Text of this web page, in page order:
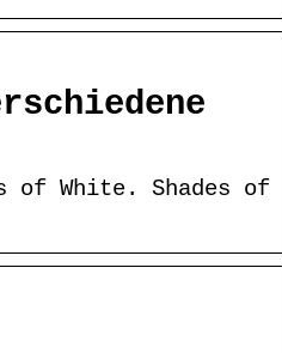
of White. Shades of